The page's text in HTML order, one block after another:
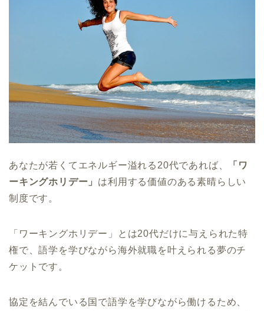
あなたが若くてエネルギー溢れる20代であれば、
「ワ
ーキングホリデー」 は利用する価値のある素晴らしい
制度です。
「ワーキングホリデー」とは20代だけに与えられた特
権で、語学を学びながら海外就職を叶えられる夢のチ
ケットです。
協定を結んでいる国で語学を学びながら働けるため、